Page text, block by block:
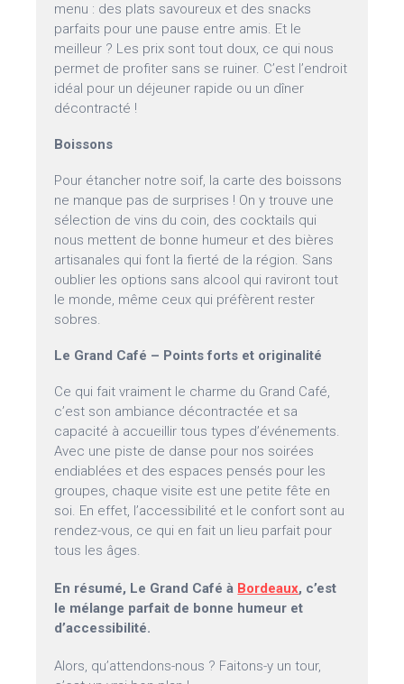
menu : des plats savoureux et des snacks
parfaits pour une pause entre amis. Et le
meilleur ? Les prix sont tout doux, ce qui nous
permet de profiter sans se ruiner. C’est l’endroit
idéal pour un déjeuner rapide ou un dîner
décontracté !
Boissons
Pour étancher notre soif, la carte des boissons
ne manque pas de surprises ! On y trouve une
sélection de vins du coin, des cocktails qui
nous mettent de bonne humeur et des bières
artisanales qui font la fierté de la région. Sans
oublier les options sans alcool qui raviront tout
le monde, même ceux qui préfèrent rester
sobres.
Le Grand Café – Points forts et originalité
Ce qui fait vraiment le charme du Grand Café,
c’est son ambiance décontractée et sa
capacité à accueillir tous types d’événements.
Avec une piste de danse pour nos soirées
endiablées et des espaces pensés pour les
groupes, chaque visite est une petite fête en
soi. En effet, l’accessibilité et le confort sont au
rendez-vous, ce qui en fait un lieu parfait pour
tous les âges.
En résumé, Le Grand Café à Bordeaux, c’est
le mélange parfait de bonne humeur et
d’accessibilité.
Alors, qu’attendons-nous ? Faitons-y un tour,